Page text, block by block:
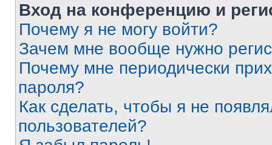
Вход на конференцию и
Почему я не могу войти?
Зачем мне вообще нужно
Почему мне периодически
пароля?
Как сделать, чтобы я не
пользователей?